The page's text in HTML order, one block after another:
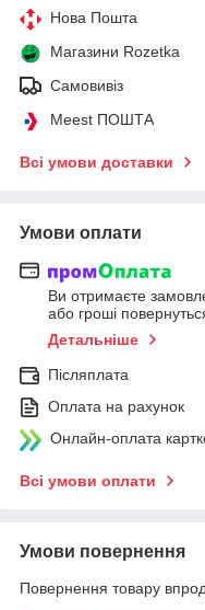
Нова Пошта
Магазини Rozetka
Самовивіз
Meest ПОШТА
Всі умови доставки
Умови оплати
Ви отримаєте
або гроші
Детальніше
Післяплата
Оплата на рахунок
Онлайн-оплата
Всі умови оплати
Умови повернення
Повернення товару